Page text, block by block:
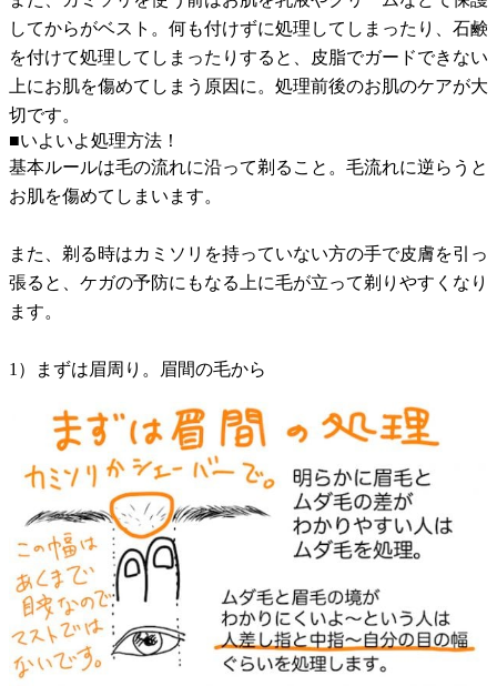
してからがベスト。何も付けずに処理してしまったり、石鹸
を付けて処理してしまったりすると、皮脂でガードできない
上にお肌を傷めてしまう原因に。処理前後のお肌のケアが大
切です。
■いよいよ処理方法！
基本ルールは毛の流れに沿って剃ること。毛流れに逆らうと
お肌を傷めてしまいます。
また、剃る時はカミソリを持っていない方の手で皮膚を引っ
張ると、ケガの予防にもなる上に毛が立って剃りやすくなり
ます。
1）まずは眉周り。眉間の毛から